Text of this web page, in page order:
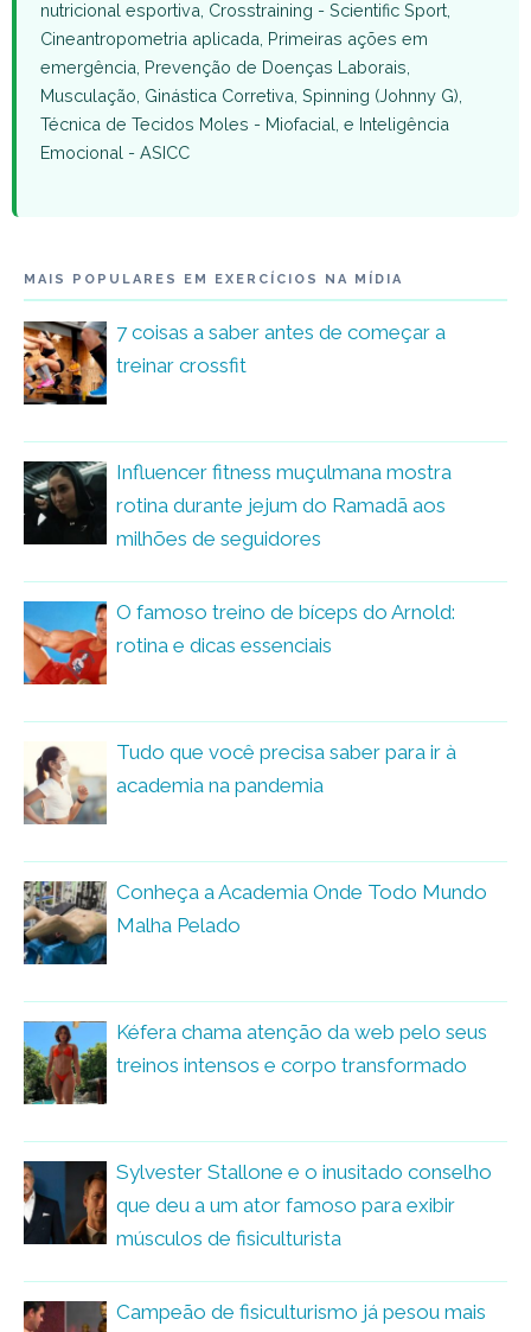
nutricional esportiva, Crosstraining - Scientific Sport,
Cineantropometria aplicada, Primeiras ações em
emergência, Prevenção de Doenças Laborais,
Musculação, Ginástica Corretiva, Spinning (Johnny G),
Técnica de Tecidos Moles - Miofacial, e Inteligência
Emocional - ASICC
MAIS POPULARES EM EXERCÍCIOS NA MÍDIA
7 coisas a saber antes de começar a
treinar crossfit
Influencer fitness muçulmana mostra
rotina durante jejum do Ramadã aos
milhões de seguidores
O famoso treino de bíceps do Arnold:
rotina e dicas essenciais
Tudo que você precisa saber para ir à
academia na pandemia
Conheça a Academia Onde Todo Mundo
Malha Pelado
Kéfera chama atenção da web pelo seus
treinos intensos e corpo transformado
Sylvester Stallone e o inusitado conselho
que deu a um ator famoso para exibir
músculos de fisiculturista
Campeão de fisiculturismo já pesou mais